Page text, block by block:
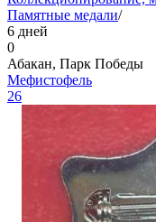
Памятные медали/
6 дней
0
Абакан, Парк Победы
Мефистофель
26